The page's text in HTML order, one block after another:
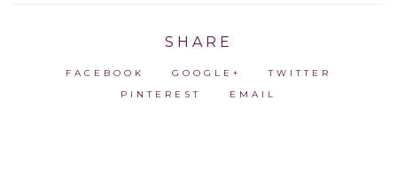
SHARE
FACEBOOK GOOGLE+
TWITTER
PINTEREST
EMAIL